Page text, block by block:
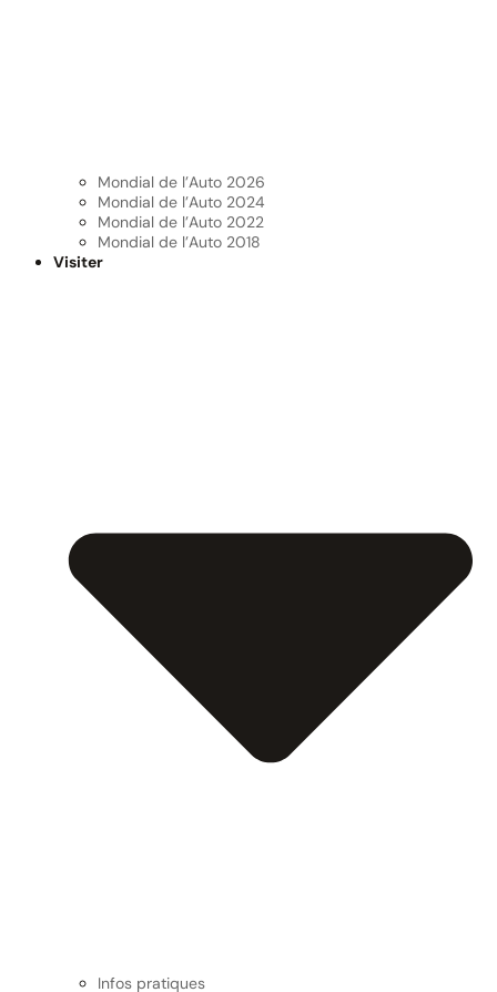
Mondial de l’Auto 2026
Mondial de l’Auto 2024
Mondial de l’Auto 2022
Mondial de l’Auto 2018
Visiter
Infos pratiques